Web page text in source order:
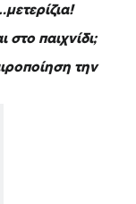
στο παιχνίδι;
την